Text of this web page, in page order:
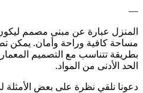
—
المنزل عبارة عن مبنى مصمم
مساحة كافية وراحة وأمان. يمكن
بطريقة تتناسب مع التصميم
الحد الأدنى من المواد.
دعونا نلقي نظرة على بعض الأمثلة